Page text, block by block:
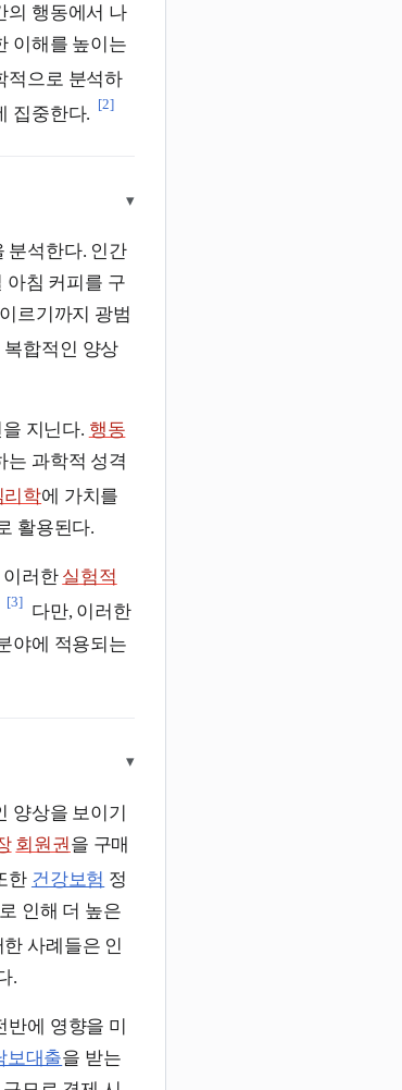
의 행동에서 나
이해를 높이는
적으로 분석하
집중한다.
[2]
▾
분석한다. 인간
아침 커피를 구
르기까지 광범
합적인 양상
지닌다. 행동
는 과학적 성격
리학에 가치를
활용된다.
이러한 실험적
[3]
다만, 이러한
야에 적용되는
▾
양상을 보이기
회원권 을 구매
한 건강보험 정
인해 더 높은
한 사례들은 인
.
반에 영향을 미
보대출을 받는